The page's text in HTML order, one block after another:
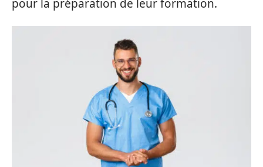
pour la préparation de leur formation.